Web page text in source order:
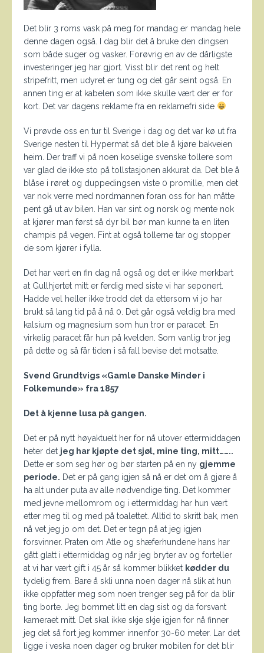
Det blir 3 roms vask på meg for mandag er mandag hele
denne dagen også. I dag blir det å bruke den dingsen
som både suger og vasker. Forøvrig en av de dårligste
investeringer jeg har gjort. Visst blir det rent og helt
stripefritt, men udyret er tung og det går seint også. En
annen ting er at kabelen som ikke skulle vært der er for
kort. Det var dagens reklame fra en reklamefri side
Vi prøvde oss en tur til Sverige i dag og det var kø ut fra
Sverige nesten til Hypermat så det ble å kjøre bakveien
heim. Der traff vi på noen koselige svenske tollere som
var glad de ikke sto på tollstasjonen akkurat da. Det ble å
blåse i røret og duppedingsen viste 0 promille, men det
var nok verre med nordmannen foran oss for han måtte
pent gå ut av bilen. Han var sint og norsk og mente nok
at kjører man først så dyr bil bør man kunne ta en liten
champis på vegen. Fint at også tollerne tar og stopper
de som kjører i fylla.
Det har vært en fin dag nå også og det er ikke merkbart
at Gullhjertet mitt er ferdig med siste vi har seponert.
Hadde vel heller ikke trodd det da ettersom vi jo har
brukt så lang tid på å nå 0. Det går også veldig bra med
kalsium og magnesium som hun tror er paracet. En
virkelig paracet får hun på kvelden. Som vanlig tror jeg
på dette og så får tiden i så fall bevise det motsatte.
Svend Grundtvigs «Gamle Danske Minder i
Folkemunde» fra 1857
Det å kjenne lusa på gangen.
Det er på nytt høyaktuelt her for nå utover ettermiddagen
heter det jeg har kjøpte det sjøl, mine ting, mitt……..
Dette er som seg hør og bør starten på en ny gjemme
periode. Det er på gang igjen så nå er det om å gjøre å
ha alt under puta av alle nødvendige ting. Det kommer
med jevne mellomrom og i ettermiddag har hun vært
etter meg til og med på toalettet. Alltid to skritt bak, men
nå vet jeg jo om det. Det er tegn på at jeg igjen
forsvinner. Praten om Atle og shæferhundene hans har
gått glatt i ettermiddag og når jeg bryter av og forteller
at vi har vært gift i 45 år så kommer blikket kødder du
tydelig frem. Bare å skli unna noen dager nå slik at hun
ikke oppfatter meg som noen trenger seg på for da blir
ting borte. Jeg bommet litt en dag sist og da forsvant
kameraet mitt. Det skal ikke skje skje igjen for nå finner
jeg det så fort jeg kommer innenfor 30-60 meter. Lar det
ligge i veska noen dager og bruker mobilen for det blir